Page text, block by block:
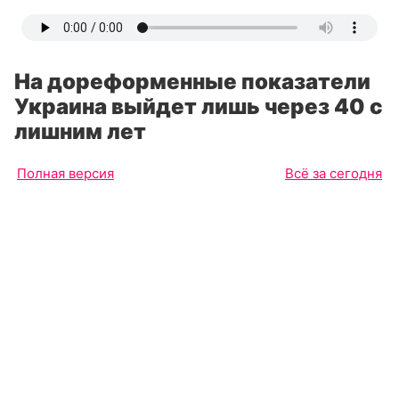
На дореформенные показатели
Украина выйдет лишь через 40 с
лишним лет
Полная версия Всё за сегодня